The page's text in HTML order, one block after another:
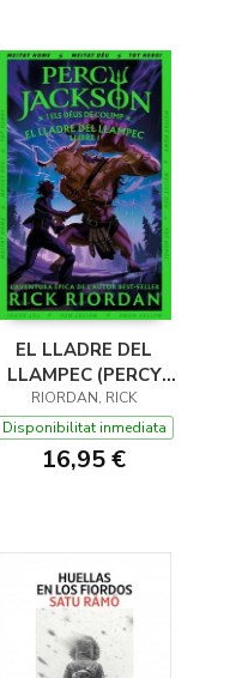
EL LLADRE DEL
LLAMPEC (PERCY
JACKSON I ELS DÉUS
DE L'OLIMP 1)
RIORDAN, RICK
Disponibilitat inmediata
16,95 €